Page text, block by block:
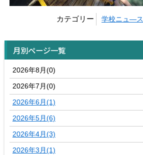
カテゴリー 学校ニュ―ス
月別ページ一覧
2026年8月(0)
2026年7月(0)
2026年6月(1)
2026年5月(6)
2026年4月(3)
2026年3月(1)